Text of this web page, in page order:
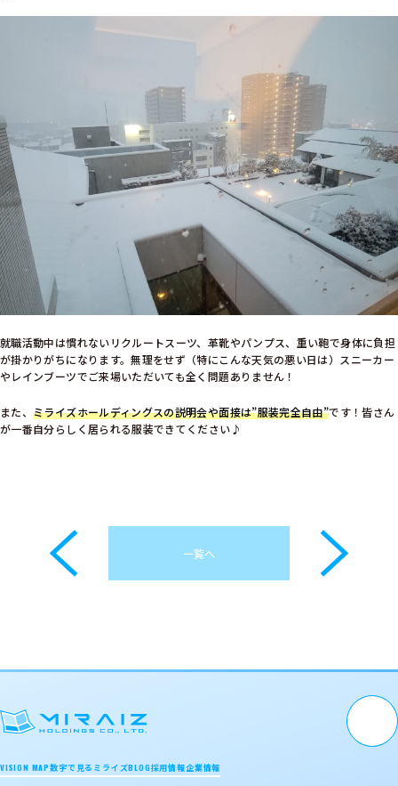
就職活動中は慣れないリクルートスーツ、革靴やパンプス、重い鞄で身体に負担
が掛かりがちになります。無理をせず（特にこんな天気の悪い日は）スニーカー
やレインブーツでご来場いただいても全く問題ありません！
また、ミライズホールディングスの説明会や面接は”服装完全自由”です！皆さん
が一番自分らしく居られる服装できてください♪
一覧へ
VISION MAP数字で見るミライズBLOG採用情報企業情報